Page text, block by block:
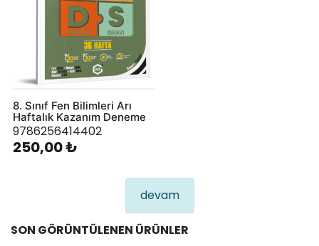
8. Sınıf Fen Bilimleri Arı
Haftalık Kazanım Deneme
9786256414402
250,00 ₺
devam
SON GÖRÜNTÜLENEN ÜRÜNLER